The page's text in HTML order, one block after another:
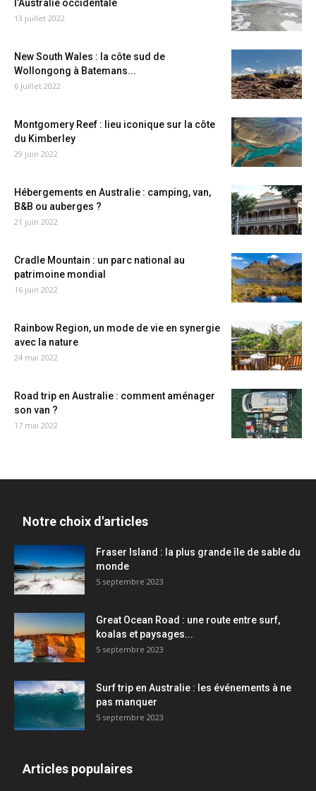
l’Australie occidentale
13 juillet 2022
New South Wales : la côte sud de
Wollongong à Batemans...
6 juillet 2022
Montgomery Reef : lieu iconique sur la côte
du Kimberley
29 juin 2022
Hébergements en Australie : camping, van,
B&B ou auberges ?
21 juin 2022
Cradle Mountain : un parc national au
patrimoine mondial
16 juin 2022
Rainbow Region, un mode de vie en synergie
avec la nature
24 mai 2022
Road trip en Australie : comment aménager
son van ?
17 mai 2022
Notre choix d'articles
Fraser Island : la plus grande île de sable du
monde
5 septembre 2023
Great Ocean Road : une route entre surf,
koalas et paysages...
5 septembre 2023
Surf trip en Australie : les événements à ne
pas manquer
5 septembre 2023
Articles populaires